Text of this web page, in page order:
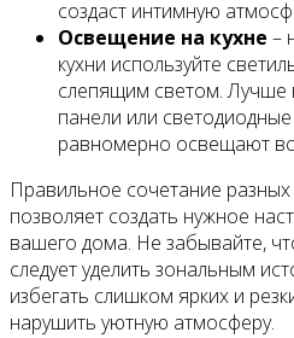
создаст интимную
Освещение на кухне –
кухни используйте
слепящим светом. Лучше
панели или
равномерно освещают
Правильное сочетание
позволяет создать нужное
вашего дома. Не забывайте,
следует уделить зональным
избегать слишком ярких и
нарушить уютную атмосферу.